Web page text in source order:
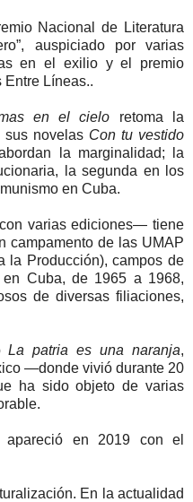
Nacional de Literatura
auspiciado por varias
en el exilio y el premio
Entre Líneas..
en el cielo retoma la
sus novelas Con tu vestido
la marginalidad; la
la segunda en los
en Cuba.
varias ediciones— tiene
campamento de las UMAP
la Producción), campos de
Cuba, de 1965 a 1968,
de diversas filiaciones,
La patria es una naranja,
—donde vivió durante 20
ha sido objeto de varias
en 2019 con el
En la actualidad